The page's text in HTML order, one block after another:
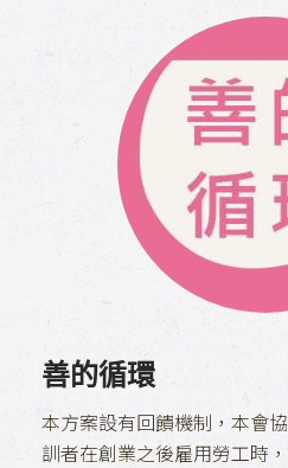
善的循環
本方案設有回饋機制，本會
訓者在創業之後雇用勞工時